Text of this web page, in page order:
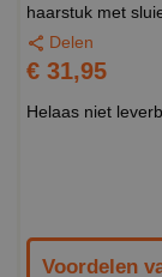
haarstuk met
Delen
€ 31,95
Helaas niet
Voordelen